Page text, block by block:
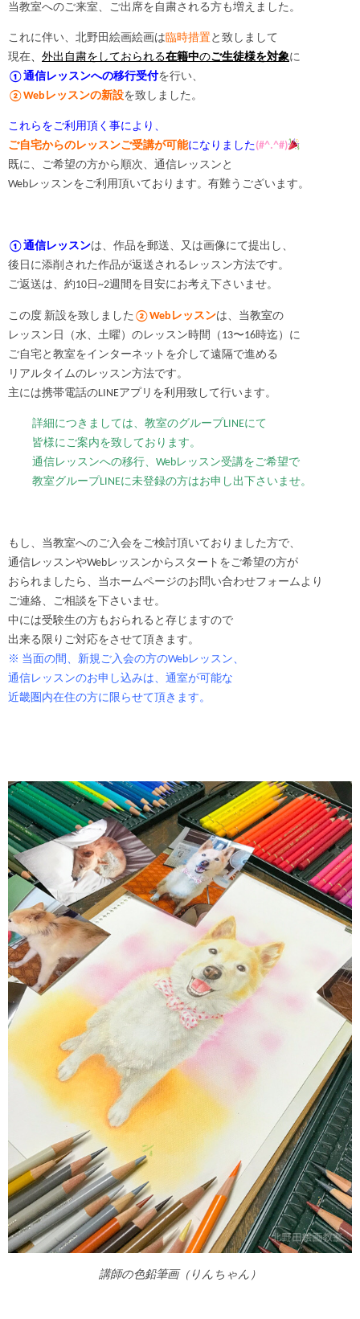
当教室へのご来室、ご出席を自粛される方も増えました。
これに伴い、北野田絵画絵画は臨時措置と致しまして
現在、 外出自粛をしておられる在籍中のご生徒様を対象に
①通信レッスンへの移行受付を行い、
②Webレッスンの新設を致しました。
これらをご利用頂く事により、
ご自宅からのレッスンご受講が可能になりました(#^.^#)
既に、ご希望の方から順次、通信レッスンと
Webレッスンをご利用頂いております。有難うございます。
①通信レッスンは、作品を郵送、又は画像にて提出し、
後日に添削された作品が返送されるレッスン方法です。
ご返送は、約10日~2週間を目安にお考え下さいませ。
この度 新設を致しました ②Webレッスンは、当教室の
レッスン日（水、土曜）のレッスン時間（13〜16時迄）に
ご自宅と教室をインターネットを介して遠隔で進める
リアルタイムのレッスン方法です。
主には携帯電話のLINEアプリを利用致して行います。
詳細につきましては、教室のグループLINEにて
皆様にご案内を致しております。
通信レッスンへの移行、Webレッスン受講をご希望で
教室グループLINEに未登録の方はお申し出下さいませ。
もし、当教室へのご入会をご検討頂いておりました方で、
通信レッスンやWebレッスンからスタートをご希望の方が
おられましたら、当ホームページのお問い合わせフォームより
ご連絡、ご相談を下さいませ。
中には受験生の方もおられると存じますので
出来る限りご対応をさせて頂きます。
※ 当面の間、新規ご入会の方のWebレッスン、
通信レッスンのお申し込みは、通室が可能な
近畿圏内在住の方に限らせて頂きます。
講師の色鉛筆画（りんちゃん）